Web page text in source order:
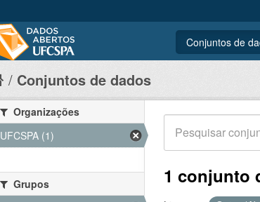
Conjuntos de
Conjuntos de dados
1 conjunto
Organizações
UFCSPA (1)
Grupos